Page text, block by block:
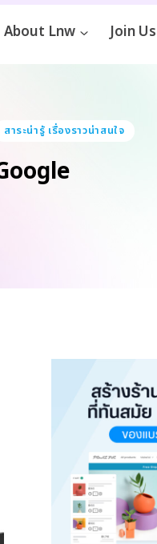
About Lnw Join Us
สาระน่ารู้ เรื่องราวน่าสนใจ